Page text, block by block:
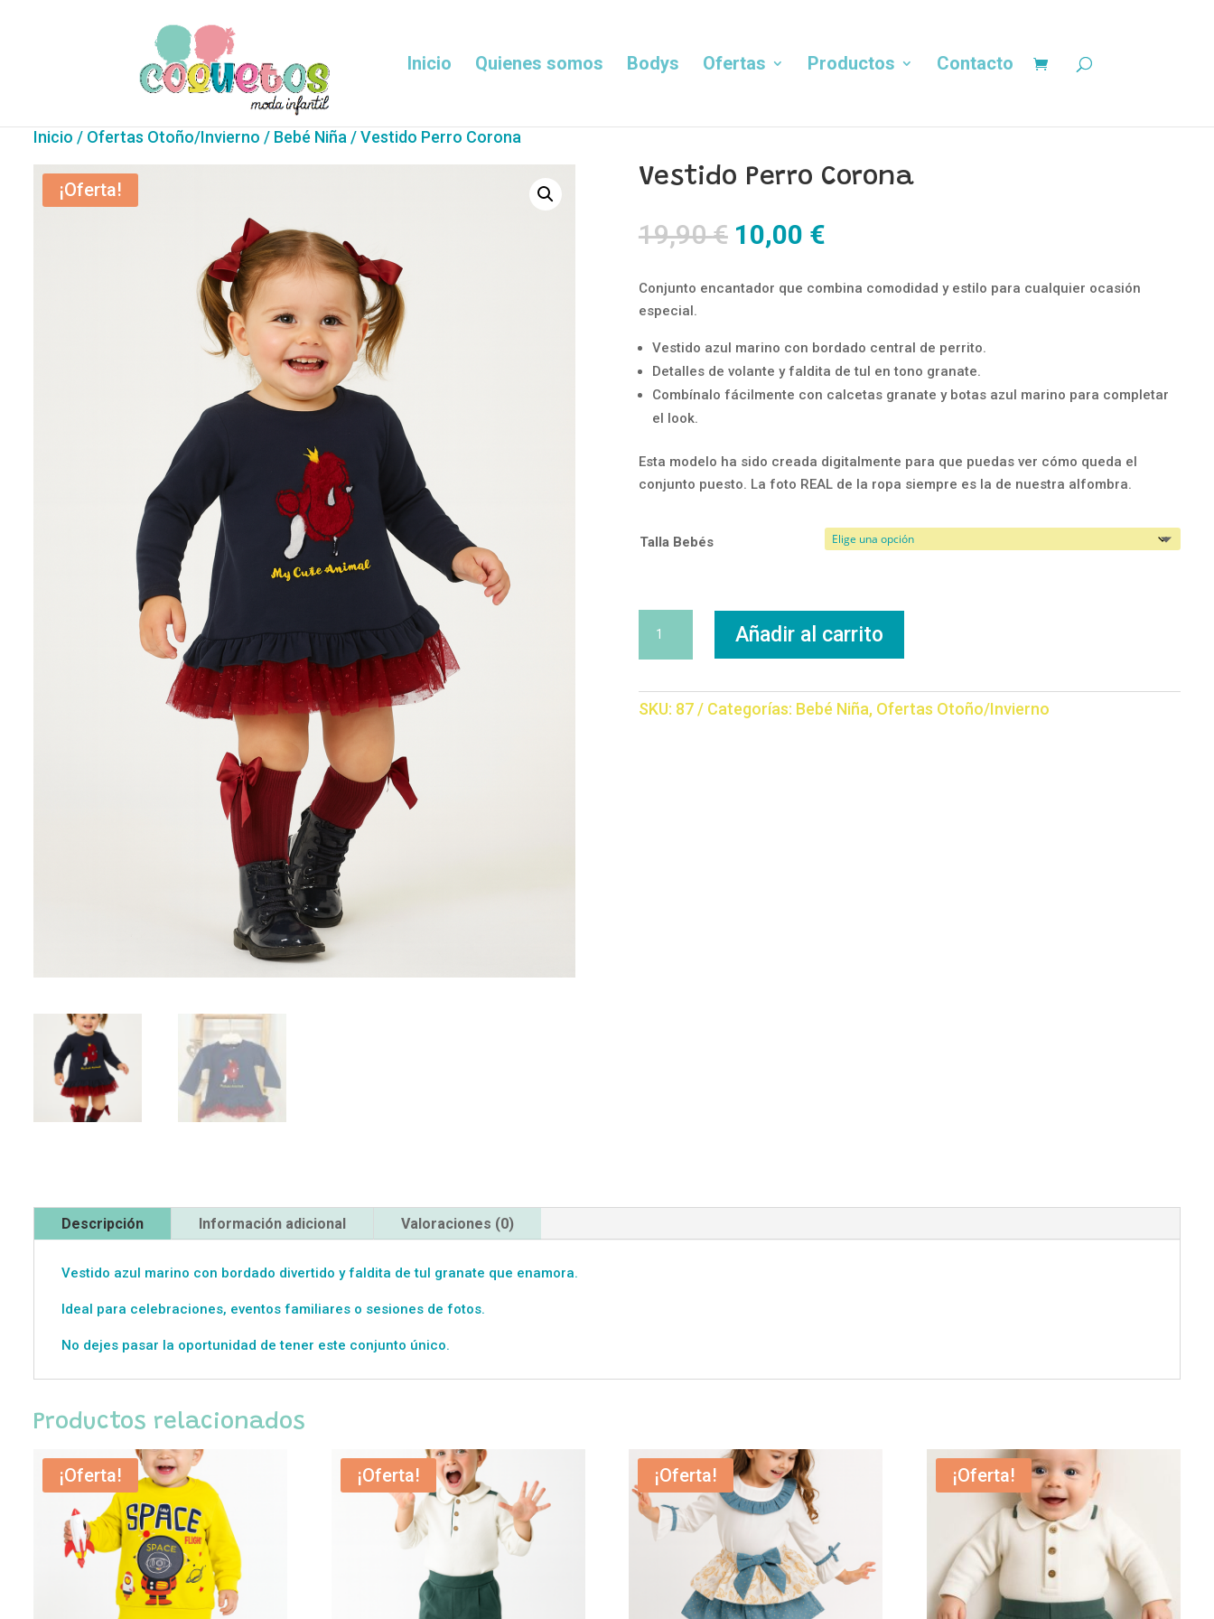
Inicio Quienes somos Bodys Ofertas Productos Contacto
Inicio / Ofertas Otoño/Invierno / Bebé Niña / Vestido Perro Corona
¡Oferta! Vestido Perro Corona
19,90€ El
precio
original
era:
10,00 €El
actual
es:
Conjunto encantador que combina comodidad y estilo para cualquier ocasión
especial.
Vestido azul marino con bordado central de perrito.
Detalles de volante y faldita de tul en tono granate.
Combínalo fácilmente con calcetas granate y botas azul marino para completar
el look.
Esta modelo ha sido creada digitalmente para que puedas ver cómo queda el
conjunto puesto. La foto REAL de la ropa siempre es la de nuestra alfombra.
Talla Bebés
Perro
Corona
cantidad
Añadir al carrito
SKU: 87 Categorías: Bebé Niña, Ofertas Otoño/Invierno
Descripción Información adicional Valoraciones (0)
Vestido azul marino con bordado divertido y faldita de tul granate que enamora.
Ideal para celebraciones, eventos familiares o sesiones de fotos.
No dejes pasar la oportunidad de tener este conjunto único.
Productos relacionados
¡Oferta! ¡Oferta! ¡Oferta! ¡Oferta!